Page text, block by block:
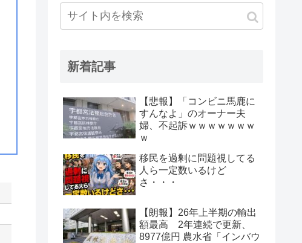
新着記事
【悲報】「コンビニ馬鹿に
すんなよ」のオーナー夫
婦、不起訴ｗｗｗｗｗｗｗ
ｗ
移民を過剰に問題視してる
人ら一定数いるけど
さ・・・
【朗報】26年上半期の輸出
額最高 2年連続で更新、
8977億円 農水省「インバウ